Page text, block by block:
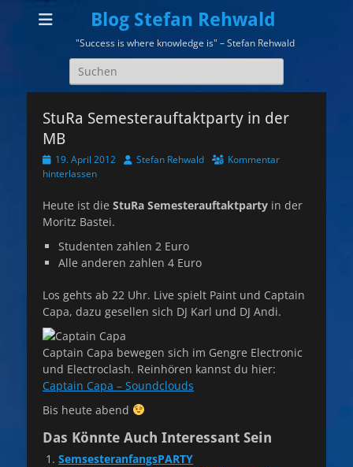
Blog Stefan Rehwald
"Success is where knowledge is" – Stefan Rehwald
Suchen
nach:
StuRa Semesterauftaktparty in der
MB
Veröffentlicht
am
19. April 2012 AutorStefan Rehwald
Kommentar
hinterlassen
Heute ist die StuRa Semesterauftaktparty in der
Moritz Bastei.
Studenten zahlen 2 Euro
Alle anderen zahlen 4 Euro
Los gehts ab 22 Uhr. Live spielt Paint und Captain
Capa, dazu gesellen sich DJ Karl und DJ Andi.
Captain Capa bewegen sich im Gengre Electronic
und Electroclash. Reinhören kannst du hier:
Captain Capa – Soundclouds
Bis heute abend
Das Könnte Auch Interessant Sein
SemsesteranfangsPARTY